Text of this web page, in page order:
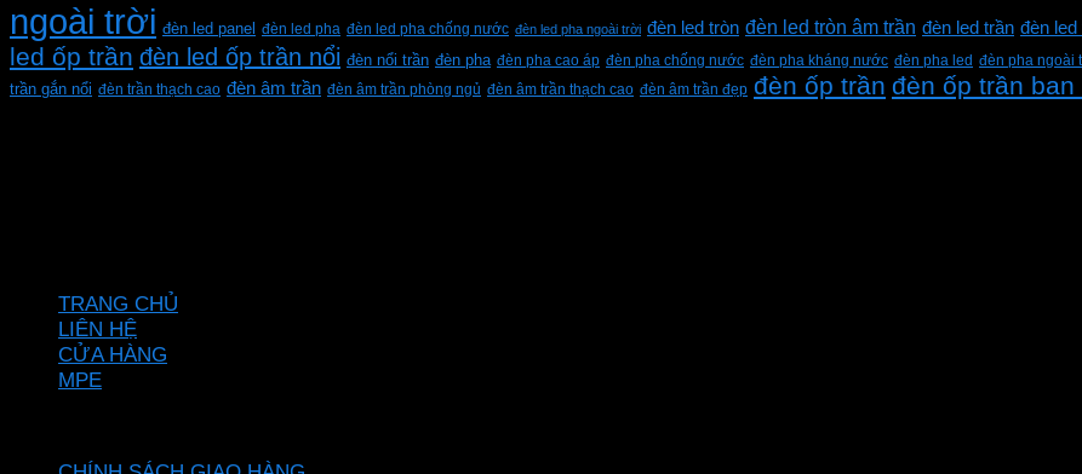
ngoài trời đèn led panel đèn led pha đèn led pha chống nước đèn led pha ngoài trời đèn led tròn đèn led tròn âm trần đèn led trần đèn led
led ốp trần đèn led ốp trần nổi đèn nổi trần đèn pha đèn pha cao áp đèn pha chống nước đèn pha kháng nước đèn pha led đèn pha ngoài
trần gắn nổi đèn trần thạch cao đèn âm trần đèn âm trần phòng ngủ đèn âm trần thạch cao đèn âm trần đẹp đèn ốp trần đèn ốp trần ban
TRANG CHỦ
LIÊN HỆ
CỬA HÀNG
MPE